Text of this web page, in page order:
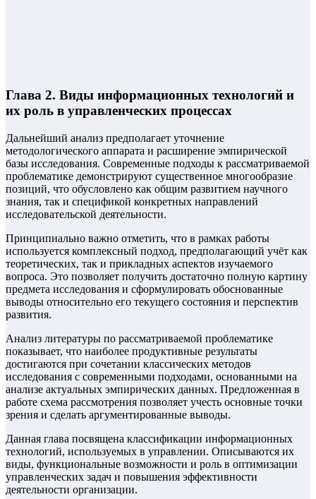
Глава 2. Виды информационных технологий и
их роль в управленческих процессах
Дальнейший анализ предполагает уточнение
методологического аппарата и расширение эмпирической
базы исследования. Современные подходы к рассматриваемой
проблематике демонстрируют существенное многообразие
позиций, что обусловлено как общим развитием научного
знания, так и спецификой конкретных направлений
исследовательской деятельности.
Принципиально важно отметить, что в рамках работы
используется комплексный подход, предполагающий учёт как
теоретических, так и прикладных аспектов изучаемого
вопроса. Это позволяет получить достаточно полную картину
предмета исследования и сформулировать обоснованные
выводы относительно его текущего состояния и перспектив
развития.
Анализ литературы по рассматриваемой проблематике
показывает, что наиболее продуктивные результаты
достигаются при сочетании классических методов
исследования с современными подходами, основанными на
анализе актуальных эмпирических данных. Предложенная в
работе схема рассмотрения позволяет учесть основные точки
зрения и сделать аргументированные выводы.
Данная глава посвящена классификации информационных
технологий, используемых в управлении. Описываются их
виды, функциональные возможности и роль в оптимизации
управленческих задач и повышения эффективности
деятельности организации.